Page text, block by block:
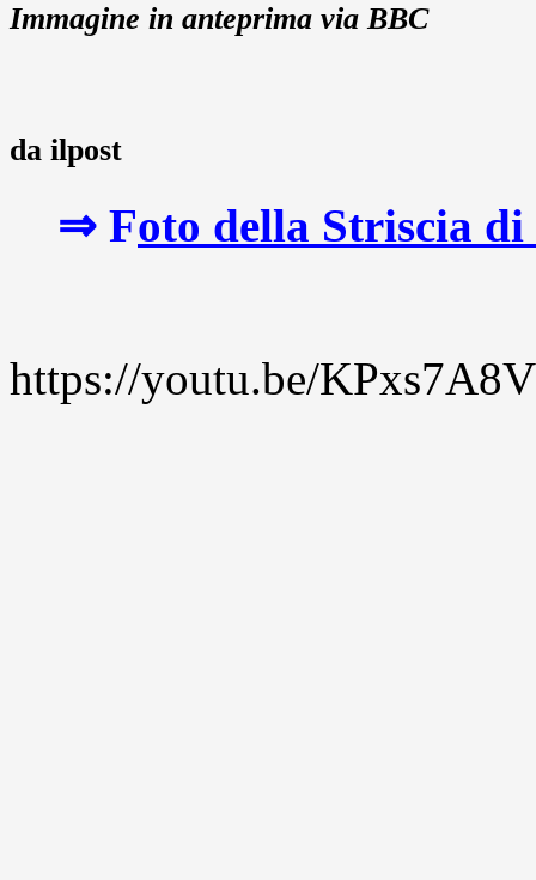
Immagine in anteprima via BBC
da ilpost
⇒ Foto della Striscia
https://youtu.be/